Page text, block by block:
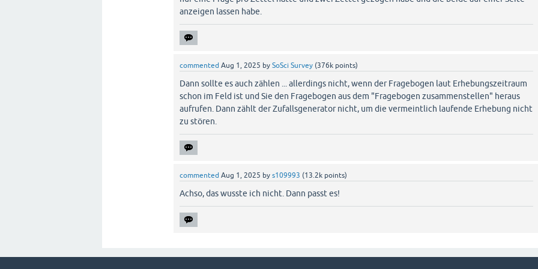
anzeigen lassen habe.
commented Aug 1, 2025 bySoSci Survey (376k points)
Dann sollte es auch zählen ... allerdings nicht, wenn der Fragebogen laut Erhebungszeitraum
schon im Feld ist und Sie den Fragebogen aus dem "Fragebogen zusammenstellen" heraus
aufrufen. Dann zählt der Zufallsgenerator nicht, um die vermeintlich laufende Erhebung nicht
zu stören.
commented Aug 1, 2025 bys109993 (13.2k points)
Achso, das wusste ich nicht. Dann passt es!